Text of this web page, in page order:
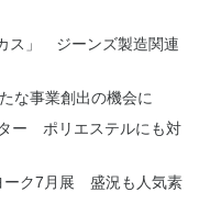
ス」 ジーンズ製造関連
な事業創出の機会に
ー ポリエステルにも対
ーク7月展 盛況も人気素